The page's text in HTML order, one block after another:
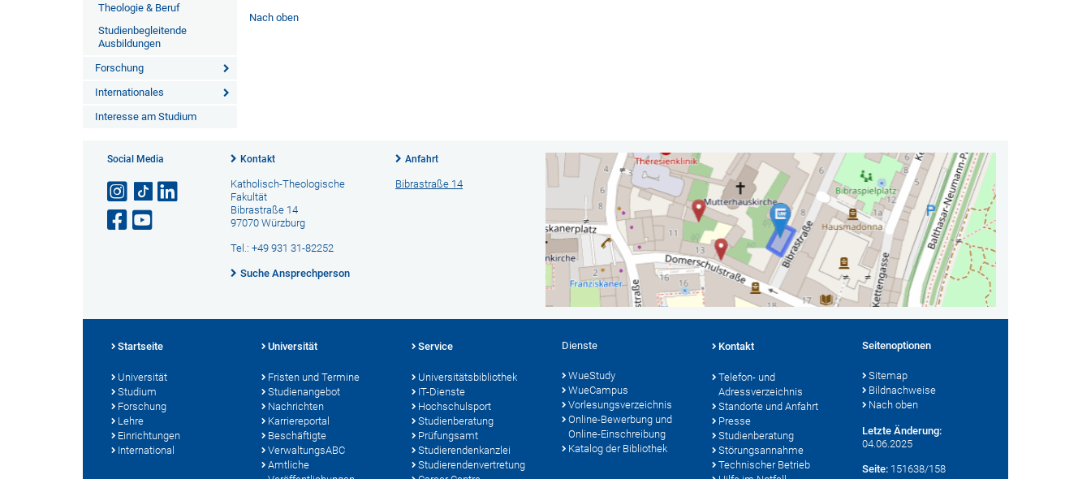
Theologie & Beruf
Studienbegleitende
Ausbildungen
Forschung
Internationales
Interesse am Studium
Nach oben
Social Media Kontakt
Katholisch-Theologische
Fakultät
Bibrastraße 14
97070 Würzburg
Tel.: +49 931 31-82252
Suche Ansprechperson
Anfahrt
Bibrastraße 14
Startseite
Universität
Studium
Forschung
Lehre
Einrichtungen
International
Universität
Fristen und Termine
Studienangebot
Nachrichten
Karriereportal
Beschäftigte
VerwaltungsABC
Amtliche
Service
Universitätsbibliothek
IT-Dienste
Hochschulsport
Studienberatung
Prüfungsamt
Studierendenkanzlei
Studierendenvertretung
Dienste
WueStudy
WueCampus
Vorlesungsverzeichnis
Online-Bewerbung und
Online-Einschreibung
Katalog der Bibliothek
Kontakt
Telefon- und
Adressverzeichnis
Standorte und Anfahrt
Presse
Studienberatung
Störungsannahme
Technischer Betrieb
Seitenoptionen
Sitemap
Bildnachweise
Nach oben
Letzte Änderung:
04.06.2025
Seite: 151638/158